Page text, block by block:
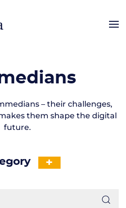
– their challenges,
them shape the digital
future.
+